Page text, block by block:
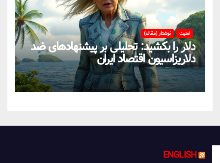
امنیت نوشتار (مقاله)
دلار را بکشید: تحلیلی بر پیشنهادهای ضد
دلاریزاسیون اقتصاد ایران
ENGLISH